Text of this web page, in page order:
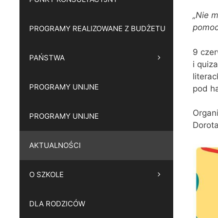
„Nie
9
i
pod
PROGRAMY REALIZOWANE Z BUDŻETU
PAŃSTWA
PROGRAMY UNIJNE
PROGRAMY UNIJNE
AKTUALNOŚCI
O SZKOLE
DLA RODZICÓW